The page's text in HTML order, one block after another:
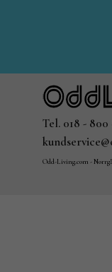
Tel. 018 - 800
Odd-Living.com -